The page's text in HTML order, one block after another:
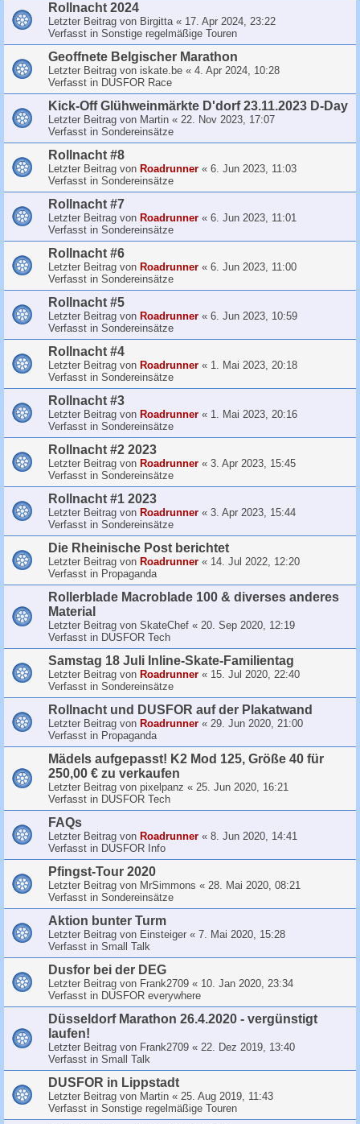
Rollnacht 2024
Letzter Beitrag von Birgitta« 17. Apr 2024, 23:22
Verfasst in Sonstige regelmäßige Touren
Geoffnete Belgischer Marathon
Letzter Beitrag von iskate.be « 4. Apr 2024, 10:28
Verfasst in DUSFOR Race
Kick-Off Glühweinmärkte D'dorf 23.11.2023 D-Day
Letzter Beitrag von Martin « 22. Nov 2023, 17:07
Verfasst in Sondereinsätze
Rollnacht #8
Letzter Beitrag von Roadrunner « 6. Jun 2023, 11:03
Verfasst in Sondereinsätze
Rollnacht #7
Letzter Beitrag von Roadrunner « 6. Jun 2023, 11:01
Verfasst in Sondereinsätze
Rollnacht #6
Letzter Beitrag von Roadrunner « 6. Jun 2023, 11:00
Verfasst in Sondereinsätze
Rollnacht #5
Letzter Beitrag von Roadrunner « 6. Jun 2023, 10:59
Verfasst in Sondereinsätze
Rollnacht #4
Letzter Beitrag von Roadrunner « 1. Mai 2023, 20:18
Verfasst in Sondereinsätze
Rollnacht #3
Letzter Beitrag von Roadrunner « 1. Mai 2023, 20:16
Verfasst in Sondereinsätze
Rollnacht #2 2023
Letzter Beitrag von Roadrunner « 3. Apr 2023, 15:45
Verfasst in Sondereinsätze
Rollnacht #1 2023
Letzter Beitrag von Roadrunner « 3. Apr 2023, 15:44
Verfasst in Sondereinsätze
Die Rheinische Post berichtet
Letzter Beitrag von Roadrunner « 14. Jul 2022, 12:20
Verfasst in Propaganda
Rollerblade Macroblade 100 & diverses anderes
Material
Letzter Beitrag von SkateChef « 20. Sep 2020, 12:19
Verfasst in DUSFOR Tech
Samstag 18 Juli Inline-Skate-Familientag
Letzter Beitrag von Roadrunner « 15. Jul 2020, 22:40
Verfasst in Sondereinsätze
Rollnacht und DUSFOR auf der Plakatwand
Letzter Beitrag von Roadrunner « 29. Jun 2020, 21:00
Verfasst in Propaganda
Mädels aufgepasst! K2 Mod 125, Größe 40 für
250,00 € zu verkaufen
Letzter Beitrag von pixelpanz « 25. Jun 2020, 16:21
Verfasst in DUSFOR Tech
FAQs
Letzter Beitrag von Roadrunner « 8. Jun 2020, 14:41
Verfasst in DUSFOR Info
Pfingst-Tour 2020
Letzter Beitrag von MrSimmons « 28. Mai 2020, 08:21
Verfasst in Sondereinsätze
Aktion bunter Turm
Letzter Beitrag von Einsteiger « 7. Mai 2020, 15:28
Verfasst in Small Talk
Dusfor bei der DEG
Letzter Beitrag von Frank2709 « 10. Jan 2020, 23:34
Verfasst in DUSFOR everywhere
Düsseldorf Marathon 26.4.2020 - vergünstigt
laufen!
Letzter Beitrag von Frank2709 « 22. Dez 2019, 13:40
Verfasst in Small Talk
DUSFOR in Lippstadt
Letzter Beitrag von Martin « 25. Aug 2019, 11:43
Verfasst in Sonstige regelmäßige Touren